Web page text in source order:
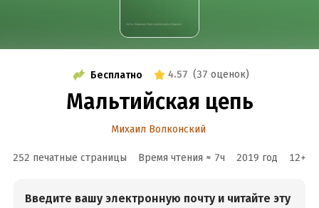
Бесплатно 4.57 (37 оценок)
Мальтийская цепь
Михаил Волконский
252 печатные страницы Время чтения ≈ 7ч 2019 год 12+
Введите вашу электронную почту и читайте эту